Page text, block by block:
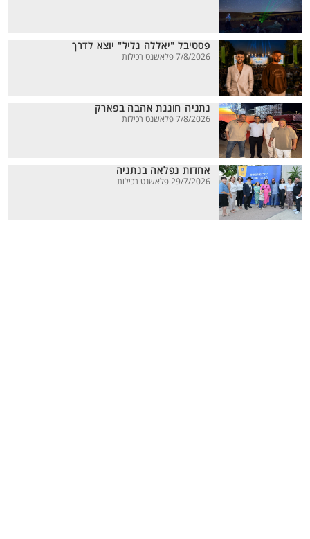
פסטיבל "יאללה גליל" יוצא לדרך
7/8/2026 פלאשנט רכילות
נתניה חוגגת אהבה בפארק
7/8/2026 פלאשנט רכילות
אחדות נפלאה בנתניה
29/7/2026 פלאשנט רכילות